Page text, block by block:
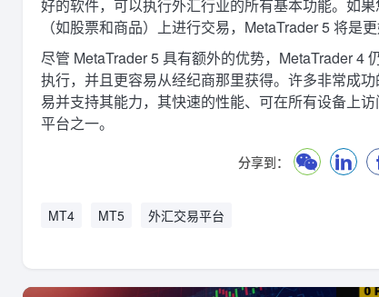
好的软件，可以执行外汇行业的所有基本功能。如
（如股票和商品）上进行交易，MetaTrader 5 将是更
尽管 MetaTrader 5 具有额外的优势，MetaTrader 4
执行，并且更容易从经纪商那里获得。许多非常成
易并支持其能力，其快速的性能、可在所有设备上
平台之一。
分享到：
MT4 MT5 外汇交易平台